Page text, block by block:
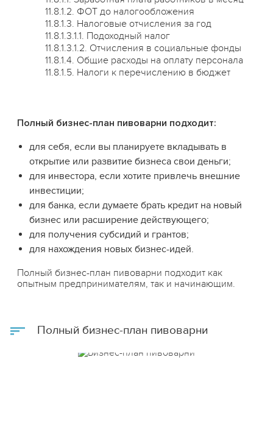
11.8.1.2. ФОТ до налогообложения
11.8.1.3. Налоговые отчисления за год
11.8.1.3.1.1. Подоходный налог
11.8.1.3.1.2. Отчисления в социальные фонды
11.8.1.4. Общие расходы на оплату персонала
11.8.1.5. Налоги к перечислению в бюджет
Полный бизнес-план пивоварни подходит:
для себя, если вы планируете вкладывать в
открытие или развитие бизнеса свои деньги;
для инвестора, если хотите привлечь внешние
инвестиции;
для банка, если думаете брать кредит на новый
бизнес или расширение действующего;
для получения субсидий и грантов;
для нахождения новых бизнес-идей.
Полный бизнес-план пивоварни подходит как
опытным предпринимателям, так и начинающим.
Полный бизнес-план пивоварни